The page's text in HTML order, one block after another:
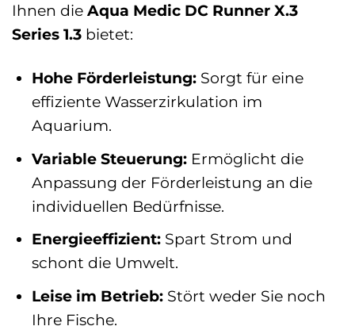
Ihnen die Aqua Medic DC Runner X.3
Series 1.3 bietet:
Hohe Förderleistung:Sorgt für eine
effiziente Wasserzirkulation im
Aquarium.
Variable Steuerung:Ermöglicht die
Anpassung der Förderleistung an die
individuellen Bedürfnisse.
Energieeffizient:Spart Strom und
schont die Umwelt.
Leise im Betrieb:Stört weder Sie noch
Ihre Fische.